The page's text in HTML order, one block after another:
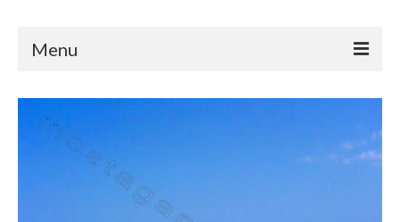
Menu
Découvrir
Se rendre à Mostaganem
Valence <-> Mostaganem